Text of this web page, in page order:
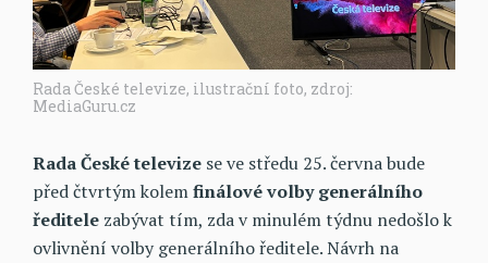
Rada České televize, ilustrační foto, zdroj:
MediaGuru.cz
Rada České televize se ve středu 25. června bude
před čtvrtým kolemfinálové volby generálního
ředitele zabývat tím, zda v minulém týdnu nedošlo k
ovlivnění volby generálního ředitele. Návrh na